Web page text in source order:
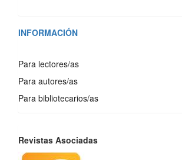
INFORMACIÓN
Para lectores/as
Para autores/as
Para bibliotecarios/as
Revistas Asociadas